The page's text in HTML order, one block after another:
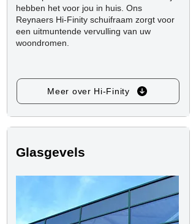
hebben het voor jou in huis. Ons
Reynaers Hi-Finity schuifraam zorgt voor
een uitmuntende vervulling van uw
woondromen.
Meer over Hi-Finity
Glasgevels